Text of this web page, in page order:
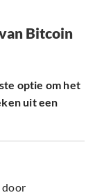
Bitcoin
optie om het
uit een
door